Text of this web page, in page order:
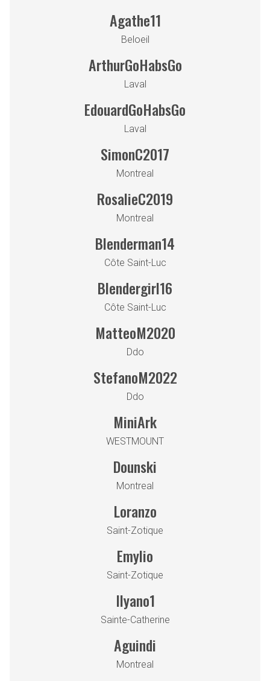
Agathe11
Beloeil
ArthurGoHabsGo
Laval
EdouardGoHabsGo
Laval
SimonC2017
Montreal
RosalieC2019
Montreal
Blenderman14
Côte Saint-Luc
Blendergirl16
Côte Saint-Luc
MatteoM2020
Ddo
StefanoM2022
Ddo
MiniArk
WESTMOUNT
Dounski
Montreal
Loranzo
Saint-Zotique
Emylio
Saint-Zotique
Ilyano1
Sainte-Catherine
Aguindi
Montreal